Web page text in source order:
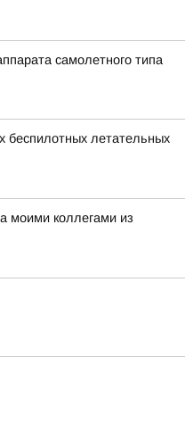
самолетного типа
беспилотных летательных
моими коллегами из